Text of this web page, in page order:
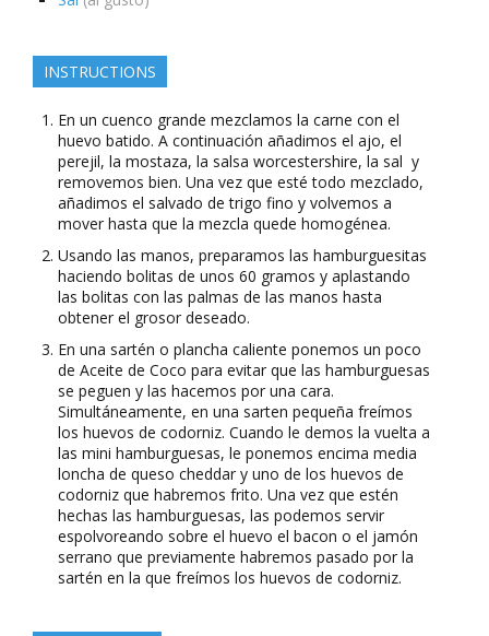
INSTRUCTIONS
En un cuenco grande mezclamos la carne con el
huevo batido. A continuación añadimos el ajo, el
perejil, la mostaza, la salsa worcestershire, la sal y
removemos bien. Una vez que esté todo mezclado,
añadimos el salvado de trigo fino y volvemos a
mover hasta que la mezcla quede homogénea.
Usando las manos, preparamos las hamburguesitas
haciendo bolitas de unos 60 gramos y aplastando
las bolitas con las palmas de las manos hasta
obtener el grosor deseado.
En una sartén o plancha caliente ponemos un poco
de Aceite de Coco para evitar que las hamburguesas
se peguen y las hacemos por una cara.
Simultáneamente, en una sarten pequeña freímos
los huevos de codorniz. Cuando le demos la vuelta a
las mini hamburguesas, le ponemos encima media
loncha de queso cheddar y uno de los huevos de
codorniz que habremos frito. Una vez que estén
hechas las hamburguesas, las podemos servir
espolvoreando sobre el huevo el bacon o el jamón
serrano que previamente habremos pasado por la
sartén en la que freímos los huevos de codorniz.